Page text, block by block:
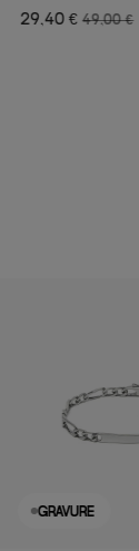
29,40 €49,00 €
GRAVURE